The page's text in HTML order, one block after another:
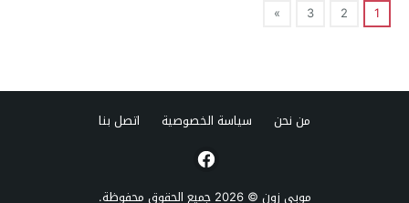
1
2
3
»
من نحن سياسة الخصوصية اتصل بنا
موبي زون © 2026 جميع الحقوق محفوظة.